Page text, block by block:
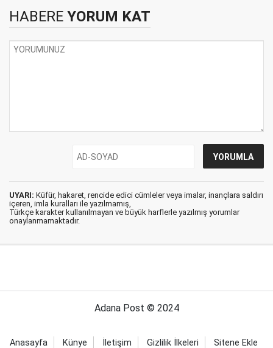
HABERE YORUM KAT
UYARI: Küfür, hakaret, rencide edici cümleler veya imalar, inançlara saldırı
içeren, imla kuralları ile yazılmamış,
Türkçe karakter kullanılmayan ve büyük harflerle yazılmış yorumlar
onaylanmamaktadır.
Adana Post © 2024
Anasayfa Künye İletişim Gizlilik İlkeleri Sitene Ekle